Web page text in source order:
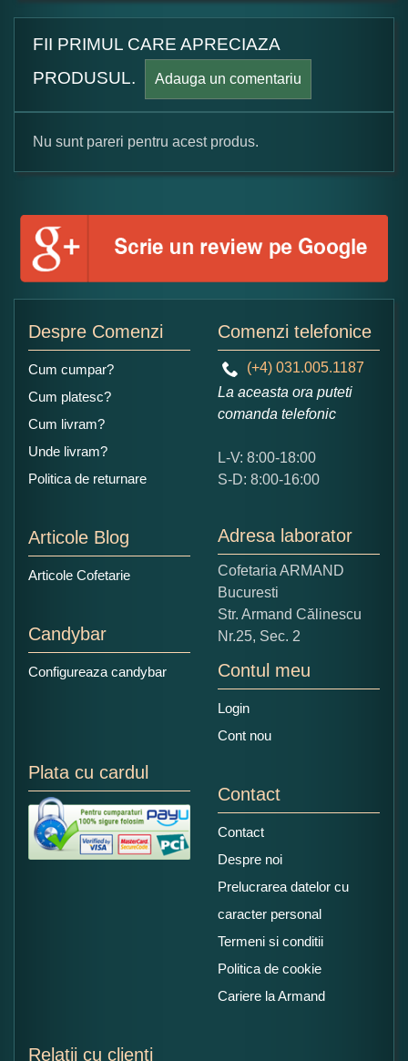
FII PRIMUL CARE APRECIAZA
PRODUSUL.
Adauga un comentariu
Formular pareri client
Numele dumneavoastra:
Ce nota acordati acestui produs?
5
Copiati alaturi numarul din imagine:
Nu sunt pareri pentru acest produs.
Despre Comenzi
Cum cumpar?
Cum platesc?
Cum livram?
Unde livram?
Politica de returnare
Articole Blog
Articole Cofetarie
Candybar
Configureaza candybar
Comenzi telefonice
(+4) 031.005.1187
La aceasta ora puteti
comanda telefonic
L-V: 8:00-18:00
S-D: 8:00-16:00
Adresa laborator
Cofetaria ARMAND
Bucuresti
Str. Armand Călinescu
Nr.25, Sec. 2
Contul meu
Login
Cont nou
Plata cu cardul
Contact
Contact
Despre noi
Prelucrarea datelor cu
caracter personal
Termeni si conditii
Politica de cookie
Cariere la Armand
Relatii cu clienti